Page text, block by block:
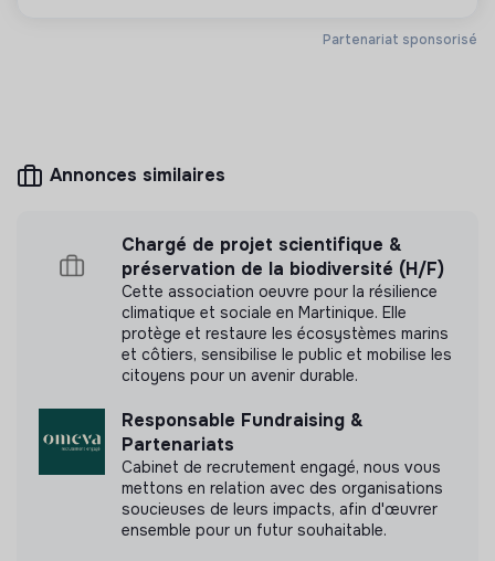
Handicap
Mesure d'impact
Labels et certifications
Cette structure n'a pas souhaité nous
pu obtenir.
Documents
Partenariat sponsorisé
Annonces similaires
Chargé de projet scientifique &
préservation de la biodiversité (H/F)
Cette association oeuvre pour la résilience
climatique et sociale en Martinique. Elle
protège et restaure les écosystèmes marins
et côtiers, sensibilise le public et mobilise les
citoyens pour un avenir durable.
Responsable Fundraising &
Partenariats
Cabinet de recrutement engagé, nous vous
mettons en relation avec des organisations
soucieuses de leurs impacts, afin d'œuvrer
ensemble pour un futur souhaitable.